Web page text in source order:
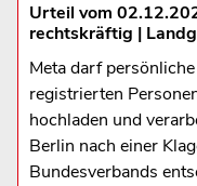
Urteil vom
rechtskräftig |
Meta darf
registrierten
hochladen und
Berlin nach einer
Bundesverbands